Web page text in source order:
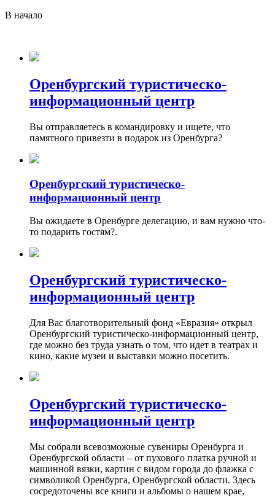
В начало
Оренбургский туристическо-
информационный центр
Вы отправляетесь в командировку и ищете, что
памятного привезти в подарок из Оренбурга?
Оренбургский туристическо-
информационный центр
Вы ожидаете в Оренбурге делегацию, и вам нужно что-
то подарить гостям?.
Оренбургский туристическо-
информационный центр
Для Вас благотворительный фонд «Евразия» открыл
Оренбургский туристическо-информационный центр,
где можно без труда узнать о том, что идет в театрах и
кино, какие музеи и выставки можно посетить.
Оренбургский туристическо-
информационный центр
Мы собрали всевозможные сувениры Оренбурга и
Оренбургской области – от пухового платка ручной и
машинной вязки, картин с видом города до флажка с
символикой Оренбурга, Оренбургской области. Здесь
сосредоточены все книги и альбомы о нашем крае,